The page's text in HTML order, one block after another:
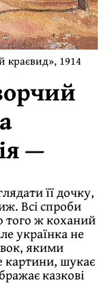
краєвид», 1914
—
її дочку,
Всі спроби
того ж коханий
українка не
якими
картини, шукає
казкові